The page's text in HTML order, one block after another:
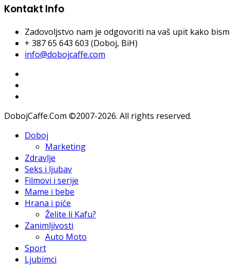
Kontakt Info
Zadovoljstvo nam je odgovoriti na vaš upit kako
+ 387 65 643 603 (Doboj, BiH)
info@dobojcaffe.com
DobojCaffe.Com ©2007-2026. All rights reserved.
Doboj
Marketing
Zdravlje
Seks i ljubav
Filmovi i serije
Mame i bebe
Hrana i piće
Želite li Kafu?
Zanimljivosti
Auto Moto
Sport
Ljubimci